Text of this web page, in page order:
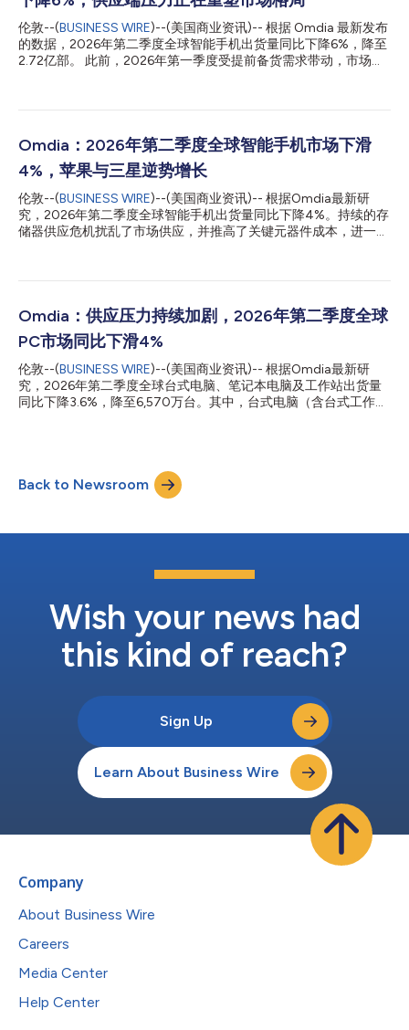
伦敦--(BUSINESS WIRE)--(美国商业资讯)-- 根据 Omdia 最新发布
的数据，2026年第二季度全球智能手机出货量同比下降6%，降至
2.72亿部。 此前，2026年第一季度受提前备货需求带动，市场表
价策略、产品组合和渠道战略。 市场呈现出明显的两极分化态
在入门级智能手机市场的布局。 各大厂商表现 三星保持全球份额
第一地位，出货量达6050万部（同比增长5%），市场份额为
22%。三星垂直整合的存储业务帮助其比竞争对手更有效地应对元
器件短缺。Galaxy S26系列的延迟发布也将高端需求转移到第二季
度，同时三星在入门级市场获得了额外份额，因为中国竞争对手缩
减了产品线并提高了价格。 苹果实现了有史以来最强劲的第二季
度表现，出货量达5510万部（同比增长23%），在传统淡季创下
Omdia：2026年第二季度全球智能手机市场下滑
4%，苹果与三星逆势增长
伦敦--(BUSINESS WIRE)--(美国商业资讯)-- 根据Omdia最新研
究，2026年第二季度全球智能手机出货量同比下降4%。持续的存
储器供应危机扰乱了市场供应，并推高了关键元器件成本，进一步
重以及目标用户群体等多重因素影响。 其中，三星和苹果逆势实
额，成为少数在整体市场下行背景下仍实现增长的厂商。 2026年
第二季度，三星继续以22%市场份额稳居全球智能手机第一，主要
得益于稳健的市场需求以及充足的产品供应。受Galaxy S26系列延
期发布影响，部分高端市场需求顺延至第二季度释放。同时，随着
中国智能手机厂商转向更为谨慎的市场策略，缩减产品线并提高产
品出货价格，三星在入门级市场进一步扩大了市场份额。 苹果在
2026年第二季度创下历年来最佳同期表现，在传统淡季实现20%
Omdia：供应压力持续加剧，2026年第二季度全球
PC市场同比下滑4%
伦敦--(BUSINESS WIRE)--(美国商业资讯)-- 根据Omdia最新研
究，2026年第二季度全球台式电脑、笔记本电脑及工作站出货量
同比下降3.6%，降至6,570万台。其中，台式电脑（含台式工作
储器和存储产品价格的大幅上涨，对第二季度PC产品定价产生了
显著影响。这也促使消费者和企业IT采购决策者提前购买PC，以降
低未来价格进一步上涨带来的风险。尽管市场销量目前仍保持相对
MacBook产品价格，成为市场关注的焦点。不过，实际上，其他
度持续调整产品售价。与去年同期相比，同类产品的价格普遍上涨
约20%至40%。 Omdia研究总监Ishan Dutt表示：“今年上半年，
显现，市场正释放出需求...
Back to Newsroom
Wish your news had
this kind of reach?
Sign Up
Learn About Business Wire
Company
About Business Wire
Careers
Media Center
Help Center